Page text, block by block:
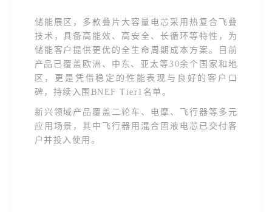
储能展区，多款叠片大容量电芯采用热复合飞叠
技术，具备高能效、高安全、长循环等特性，为
储能客户提供更优的全生命周期成本方案。目前
产品已覆盖欧洲、中东、亚太等30余个国家和地
区，更是凭借稳定的性能表现与良好的客户口
碑，持续入围BNEF Tier1名单。
新兴领域产品覆盖二轮车、电摩、飞行器等多元
应用场景，其中飞行器用混合固液电芯已交付客
户并投入使用。